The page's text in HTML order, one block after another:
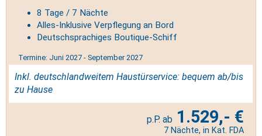
8 Tage / 7 Nächte
Alles-Inklusive Verpflegung an Bord
Deutschsprachiges Boutique-Schiff
Termine: Juni 2027 - September 2027
Inkl. deutschlandweitem Haustürservice: bequem ab/bis
zu Hause
1.529,- €
7 Nächte, in Kat. FDA